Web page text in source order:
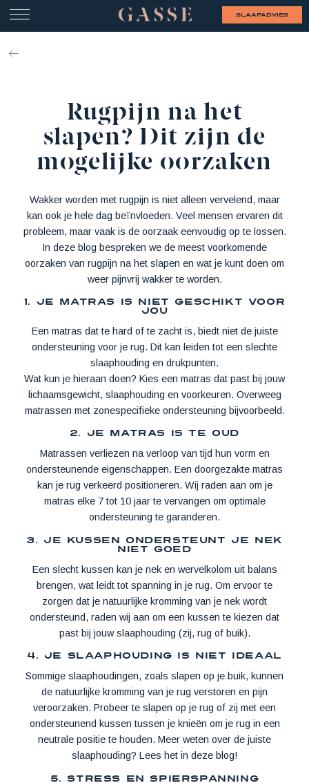
slaapadvies
Rugpijn na het
slapen? Dit zijn de
mogelijke oorzaken
Wakker worden met rugpijn is niet alleen vervelend, maar
kan ook je hele dag beïnvloeden. Veel mensen ervaren dit
probleem, maar vaak is de oorzaak eenvoudig op te lossen.
In deze blog bespreken we de meest voorkomende
oorzaken van rugpijn na het slapen en wat je kunt doen om
weer pijnvrij wakker te worden.
1. Je matras is niet geschikt voor
jou
Een matras dat te hard of te zacht is, biedt niet de juiste
ondersteuning voor je rug. Dit kan leiden tot een slechte
slaaphouding en drukpunten.
Wat kun je hieraan doen? Kies een matras dat past bij jouw
lichaamsgewicht, slaaphouding en voorkeuren. Overweeg
matrassen met zonespecifieke ondersteuning bijvoorbeeld.
2. Je matras is te oud
Matrassen verliezen na verloop van tijd hun vorm en
ondersteunende eigenschappen. Een doorgezakte matras
kan je rug verkeerd positioneren. Wij raden aan om je
matras elke 7 tot 10 jaar te vervangen om optimale
ondersteuning te garanderen.
3. Je kussen ondersteunt je nek
niet goed
Een slecht kussen kan je nek en wervelkolom uit balans
brengen, wat leidt tot spanning in je rug. Om ervoor te
zorgen dat je natuurlijke kromming van je nek wordt
ondersteund, raden wij aan om een kussen te kiezen dat
past bij jouw slaaphouding (zij, rug of buik).
4. Je slaaphouding is niet ideaal
Sommige slaaphoudingen, zoals slapen op je buik, kunnen
de natuurlijke kromming van je rug verstoren en pijn
veroorzaken. Probeer te slapen op je rug of zij met een
ondersteunend kussen tussen je knieën om je rug in een
neutrale positie te houden. Meer weten over de juiste
slaaphouding? Lees het in deze blog!
5. Stress en spierspanning